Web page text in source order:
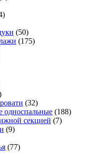
(50)
(175)
(32)
односпальные (188)
секцией (7)
(9)
(77)